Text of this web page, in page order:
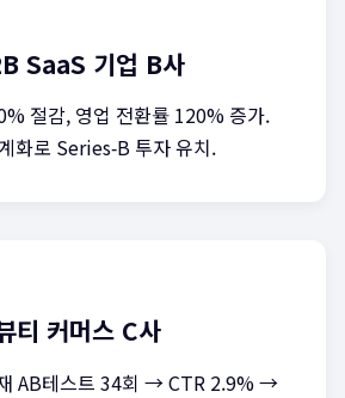
SaaS 기업 B사
절감, 영업 전환률 120% 증가.
화로 Series‑B 투자 유치.
티 커머스 C사
AB테스트 34회 → CTR 2.9% →